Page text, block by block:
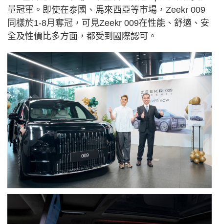
量冠軍。即使在泰國、馬來西亞等市場，Zeekr 009
同樣於1-8月奪冠，可見Zeekr 009在性能、舒適、安
全及性價比多方面，都受到國際認可。